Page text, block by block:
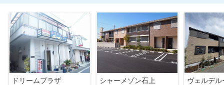
ドリームプラザ
シャーメゾン石上
ヴェルデル